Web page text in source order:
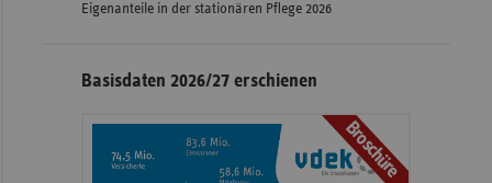
Eigenanteile in der stationären Pflege 2026
Basisdaten 2026/27 erschienen
Broschüre